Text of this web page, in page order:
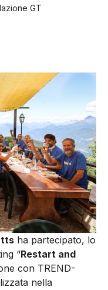
GT
ha partecipato, lo
“Restart and
con TREND-
nella